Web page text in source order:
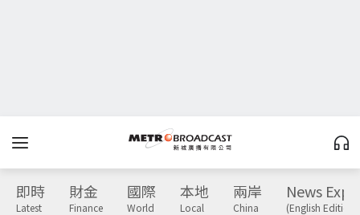
即時
Latest
財金
Finance
國際
World
本地
Local
兩岸
China
News
(English Edition)